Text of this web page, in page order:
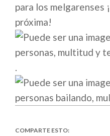
para los melgarenses
próxima!
.
COMPARTE ESTO: